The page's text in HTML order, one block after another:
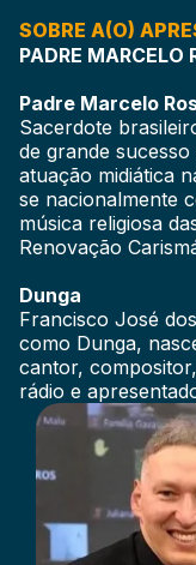
SOBRE A(O)
PADRE MARCELO
Padre Marcelo
Sacerdote
de grande
atuação midiática
se nacionalmente
música religiosa
Renovação
Dunga
Francisco José
como Dunga,
cantor,
rádio e